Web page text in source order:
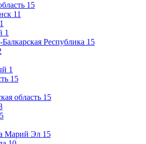
15
11
1
1
Республика 15
1
15
область 15
5
Марий Эл 15